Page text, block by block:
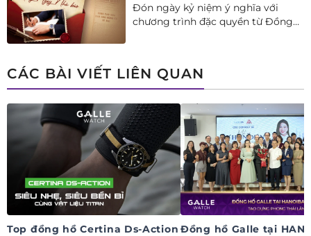
Đón ngày kỷ niệm ý nghĩa với
chương trình đặc quyền từ Đồng
CÁC BÀI VIẾT LIÊN QUAN
Top đồng hồ Certina Ds-Action Đồng hồ Galle tại